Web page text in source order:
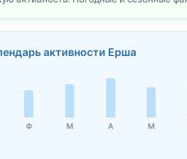
активности Ерша
Ф М А М